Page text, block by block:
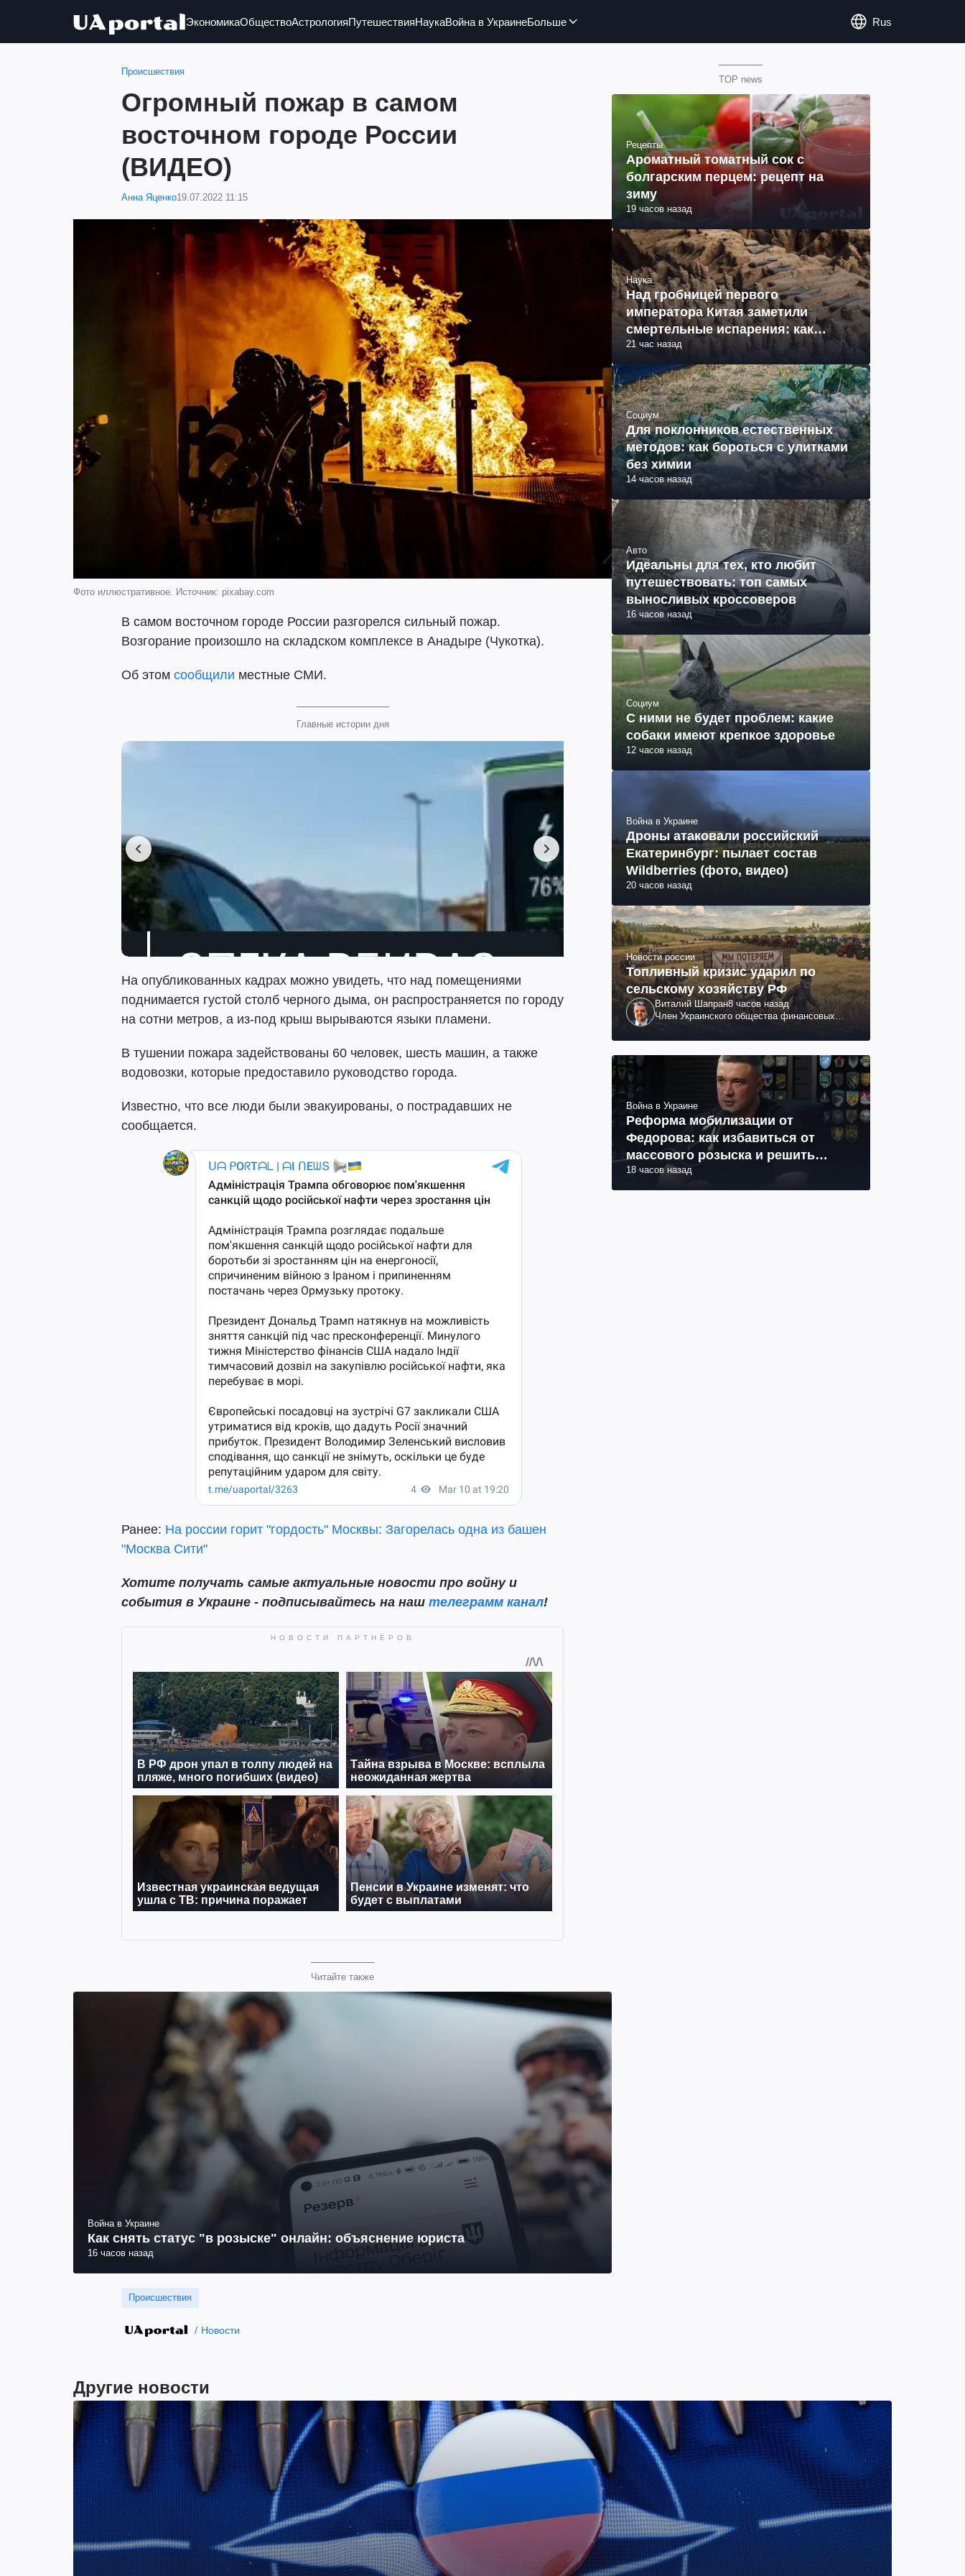
ЭкономикаОбществоАстрологияПутешествияНаукаВойна в УкраинеБольше Rus
Происшествия
Огромный пожар в самом
восточном городе России
(ВИДЕО)
Анна Яценко19.07.2022 11:15
Фото иллюстративное. Источник: pixabay.com
В самом восточном городе России разгорелся сильный пожар.
Возгорание произошло на складском комплексе в Анадыре (Чукотка).
Об этом сообщили местные СМИ.
Главные истории дня
На опубликованных кадрах можно увидеть, что над помещениями
поднимается густой столб черного дыма, он распространяется по городу
на сотни метров, а из-под крыш вырываются языки пламени.
В тушении пожара задействованы 60 человек, шесть машин, а также
водовозки, которые предоставило руководство города.
Известно, что все люди были эвакуированы, о пострадавших не
сообщается.
Ранее: На россии горит "гордость" Москвы: Загорелась одна из башен
"Москва Сити"
Хотите получать самые актуальные новости про войну и
события в Украине - подписывайтесь на наш телеграмм канал!
Читайте также
Война в Украине
Как снять статус "в розыске" онлайн: объяснение юриста
16 часов назад
Происшествия
Новости
TOP news
Рецепты
Ароматный томатный сок с
болгарским перцем: рецепт на
зиму
19 часов назад
Наука
Над гробницей первого
императора Китая заметили
смертельные испарения: как
образовались (фото)
21 час назад
Социум
Для поклонников естественных
методов: как бороться с улитками
без химии
14 часов назад
Авто
Идеальны для тех, кто любит
путешествовать: топ самых
выносливых кроссоверов
16 часов назад
Социум
С ними не будет проблем: какие
собаки имеют крепкое здоровье
12 часов назад
Война в Украине
Дроны атаковали российский
Екатеринбург: пылает состав
Wildberries (фото, видео)
20 часов назад
Новости россии
Топливный кризис ударил по
сельскому хозяйству РФ
Виталий Шапран8 часов назад
Член Украинского общества финансовых
Война в Украине
Реформа мобилизации от
Федорова: как избавиться от
массового розыска и решить
проблему СОЧ
18 часов назад
Другие новости